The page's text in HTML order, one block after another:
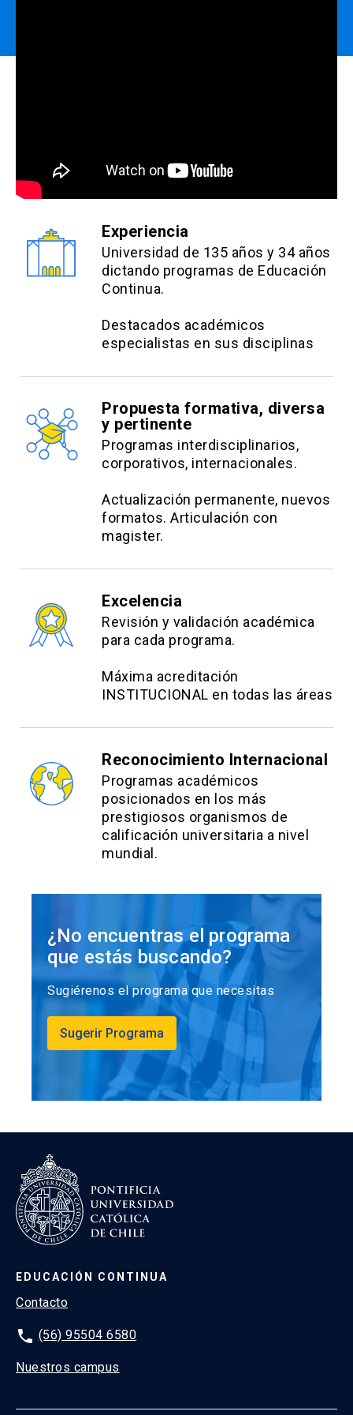
Experiencia
Universidad de 135 años y 34 años
dictando programas de Educación
Continua.
Destacados académicos
especialistas en sus disciplinas
Propuesta formativa, diversa
y pertinente
Programas interdisciplinarios,
corporativos, internacionales.
Actualización permanente, nuevos
formatos. Articulación con
magister.
Excelencia
Revisión y validación académica
para cada programa.
Máxima acreditación
INSTITUCIONAL en todas las áreas
Reconocimiento Internacional
Programas académicos
posicionados en los más
prestigiosos organismos de
calificación universitaria a nivel
mundial.
¿No encuentras el programa
que estás buscando?
Sugiérenos el programa que necesitas
Sugerir Programa
EDUCACIÓN CONTINUA
Contacto
phone (56) 95504 6580
Nuestros campus